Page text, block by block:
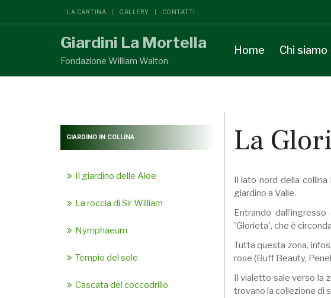
LA CARTINA GALLERY CONTATTI
Giardini La Mortella
Fondazione William Walton
Home Chi siamo
La
Il lato nord della
giardino a Valle.
Entrando
'Glorieta', che è
Tutta questa zona,
rose (Buff Beauty,
Il vialetto sale verso la
trovano la collezione di
GIARDINO IN COLLINA
Il giardino delle Aloe
La roccia di Sir William
Nymphaeum
Tempio del sole
Cascata del coccodrillo